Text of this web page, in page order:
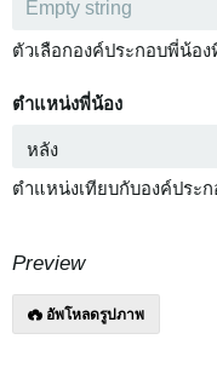
ตัวเลือกองค์ประกอบพี่น้อง
ตำแหน่งพี่น้อง
ตำแหน่งเทียบกับองค์ประ
Preview
อัพโหลดรูปภาพ